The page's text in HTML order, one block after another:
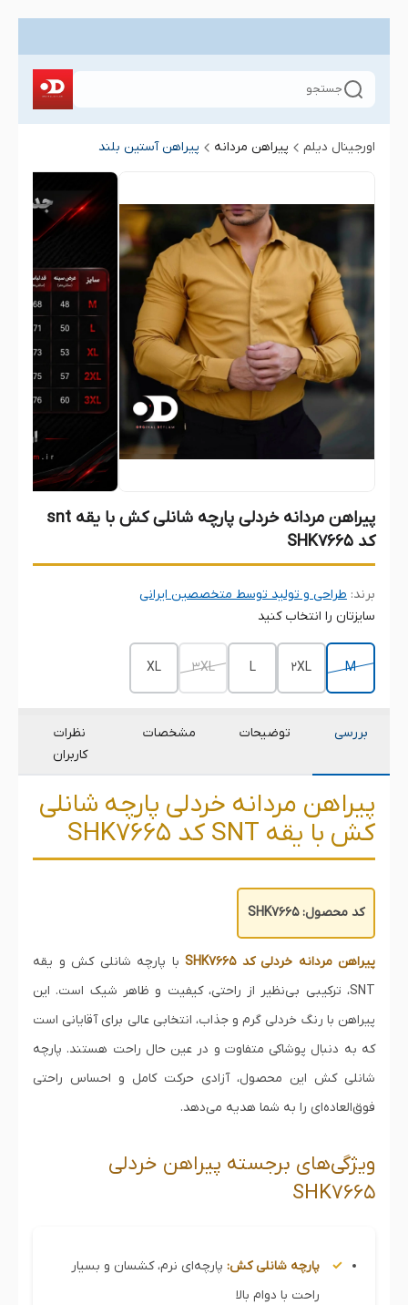
جستجو
اورجینال دیلم پیراهن مردانه پیراهن آستین بلند
پیراهن مردانه خردلی پارچه شانلی کش با یقه snt
کد SHK7665
برند: طراحی و تولید توسط متخصصین ایرانی
سایزتان را انتخاب کنید
M
2XL
L
3XL
XL
بررسی توضیحات مشخصات
نظرات
کاربران
پیراهن مردانه خردلی پارچه شانلی
کش با یقه SNT کد SHK7665
کد محصول: SHK7665
پیراهن مردانه خردلی کد SHK7665
با پارچه شانلی کش و یقه
SNT، ترکیبی بی‌نظیر از راحتی، کیفیت و ظاهر شیک است. این
پیراهن با رنگ خردلی گرم و جذاب، انتخابی عالی برای آقایانی است
که به دنبال پوشاکی متفاوت و در عین حال راحت هستند. پارچه
شانلی کش این محصول، آزادی حرکت کامل و احساس راحتی
فوق‌العاده‌ای را به شما هدیه می‌دهد.
ویژگی‌های برجسته پیراهن خردلی
SHK7665
پارچه شانلی کش: پارچه‌ای نرم، کشسان و بسیار
راحت با دوام بالا